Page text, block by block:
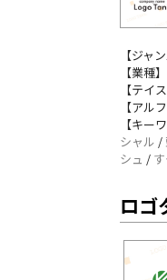
【ジャ
【業種
【テイ
【アル
【キー
シャル /
シュ /
ロゴ